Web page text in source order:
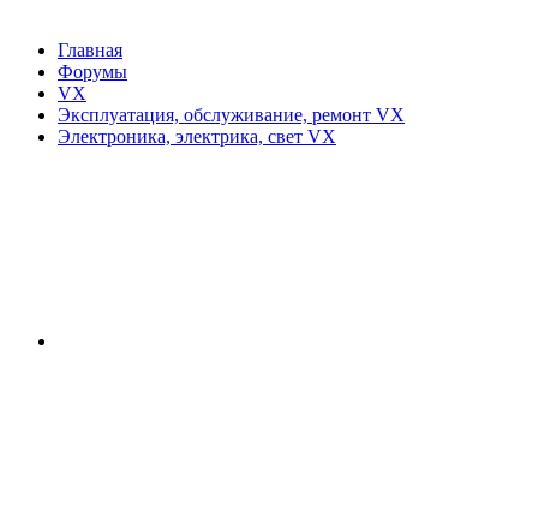
Главная
Форумы
VX
Эксплуатация, обслуживание, ремонт VX
Электроника, электрика, свет VX